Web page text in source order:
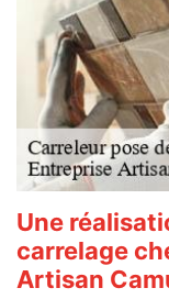
Une
carrelage
Artisan